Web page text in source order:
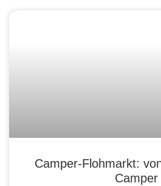
Camper-Flohmarkt:
Camper